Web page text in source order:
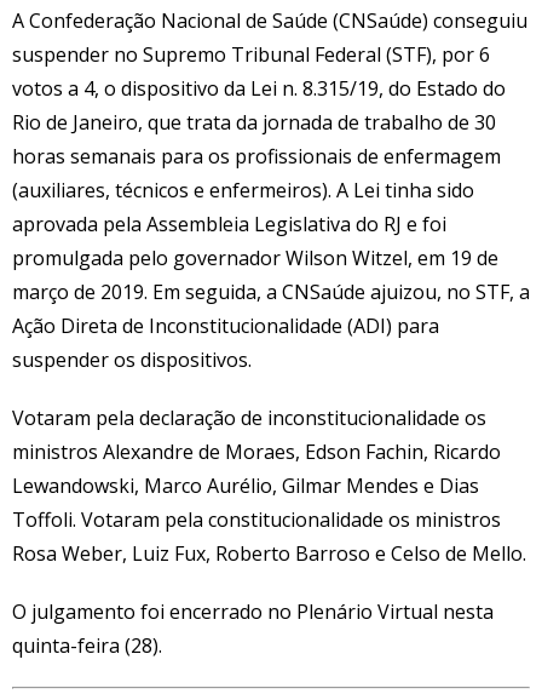
A Confederação Nacional de Saúde (CNSaúde) conseguiu
suspender no Supremo Tribunal Federal (STF), por 6
votos a 4, o dispositivo da Lei n. 8.315/19, do Estado do
Rio de Janeiro, que trata da jornada de trabalho de 30
horas semanais para os profissionais de enfermagem
(auxiliares, técnicos e enfermeiros). A Lei tinha sido
aprovada pela Assembleia Legislativa do RJ e foi
promulgada pelo governador Wilson Witzel, em 19 de
março de 2019. Em seguida, a CNSaúde ajuizou, no STF, a
Ação Direta de Inconstitucionalidade (ADI) para
suspender os dispositivos.
Votaram pela declaração de inconstitucionalidade os
ministros Alexandre de Moraes, Edson Fachin, Ricardo
Lewandowski, Marco Aurélio, Gilmar Mendes e Dias
Toffoli. Votaram pela constitucionalidade os ministros
Rosa Weber, Luiz Fux, Roberto Barroso e Celso de Mello.
O julgamento foi encerrado no Plenário Virtual nesta
quinta-feira (28).